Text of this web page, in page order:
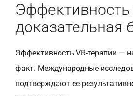
Эффективность
доказательная
Эффективность VR-терапии —
факт. Международные
подтверждают ее